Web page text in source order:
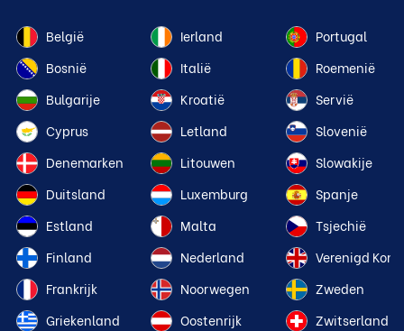
België
Bosnië
Bulgarije
Cyprus
Denemarken
Duitsland
Estland
Finland
Frankrijk
Griekenland
Ierland
Italië
Kroatië
Letland
Litouwen
Luxemburg
Malta
Nederland
Noorwegen
Oostenrijk
Portugal
Roemenië
Servië
Slovenië
Slowakije
Spanje
Tsjechië
Verenigd
Zweden
Zwitserland